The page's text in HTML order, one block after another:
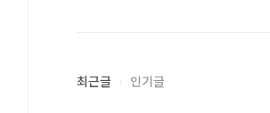
최근글 인기글